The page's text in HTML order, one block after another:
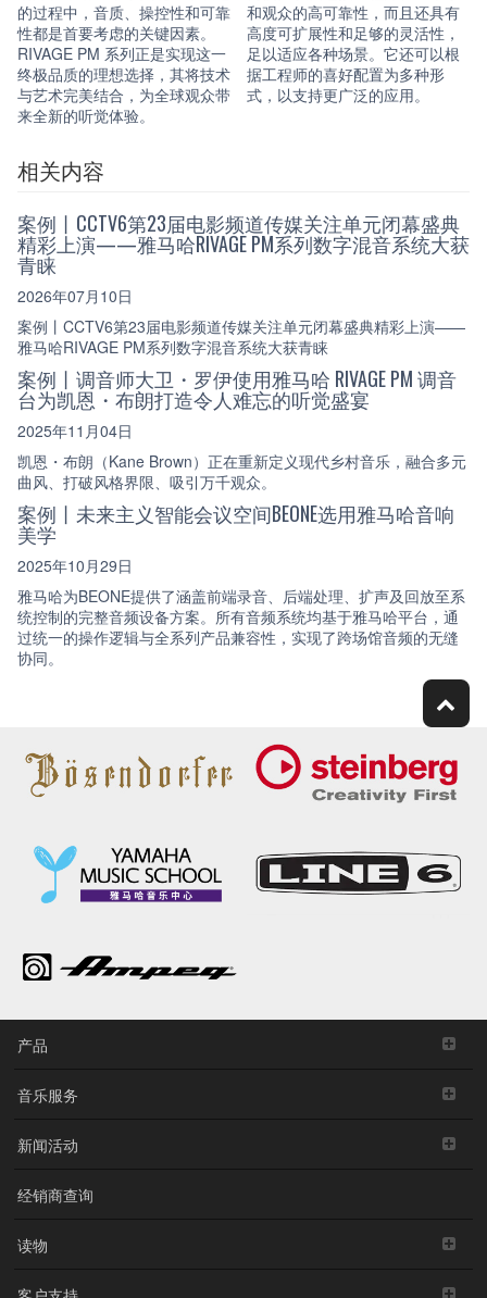
的过程中，音质、操控性和可靠
性都是首要考虑的关键因素。
RIVAGE PM 系列正是实现这一
终极品质的理想选择，其将技术
与艺术完美结合，为全球观众带
来全新的听觉体验。
和观众的高可靠性，而且还具有
高度可扩展性和足够的灵活性，
足以适应各种场景。它还可以根
据工程师的喜好配置为多种形
式，以支持更广泛的应用。
相关内容
案例丨CCTV6第23届电影频道传媒关注单元闭幕盛典
精彩上演——雅马哈RIVAGE PM系列数字混音系统大获
青睐
2026年07月10日
案例丨CCTV6第23届电影频道传媒关注单元闭幕盛典精彩上演——
雅马哈RIVAGE PM系列数字混音系统大获青睐
案例丨调音师大卫・罗伊使用雅马哈 RIVAGE PM 调音
台为凯恩・布朗打造令人难忘的听觉盛宴
2025年11月04日
凯恩・布朗（Kane Brown）正在重新定义现代乡村音乐，融合多元
曲风、打破风格界限、吸引万千观众。
案例丨未来主义智能会议空间BEONE选用雅马哈音响
美学
2025年10月29日
雅马哈为BEONE提供了涵盖前端录音、后端处理、扩声及回放至系
统控制的完整音频设备方案。所有音频系统均基于雅马哈平台，通
过统一的操作逻辑与全系列产品兼容性，实现了跨场馆音频的无缝
协同。
产品
音乐服务
新闻活动
经销商查询
读物